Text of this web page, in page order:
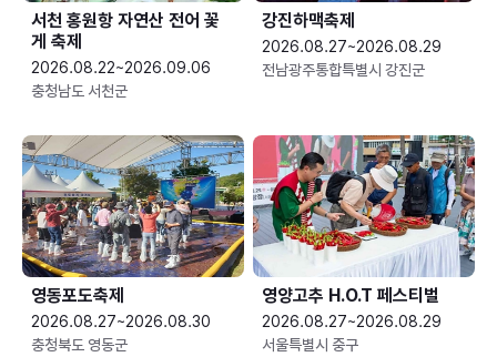
서천 홍원항 자연산 전어 꽃
게 축제
2026.08.22~2026.09.06
충청남도 서천군
강진하맥축제
2026.08.27~2026.08.29
전남광주통합특별시 강진군
영동포도축제
2026.08.27~2026.08.30
충청북도 영동군
영양고추 H.O.T 페스티벌
2026.08.27~2026.08.29
서울특별시 중구